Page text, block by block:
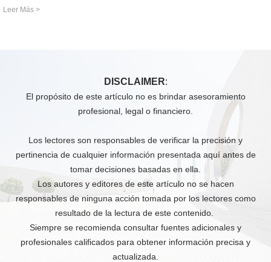
Leer Más >
DISCLAIMER:
El propósito de este artículo no es brindar asesoramiento
profesional, legal o financiero.
Los lectores son responsables de verificar la precisión y
pertinencia de cualquier información presentada aquí antes de
tomar decisiones basadas en ella.
Los autores y editores de este artículo no se hacen
responsables de ninguna acción tomada por los lectores como
resultado de la lectura de este contenido.
Siempre se recomienda consultar fuentes adicionales y
profesionales calificados para obtener información precisa y
actualizada.